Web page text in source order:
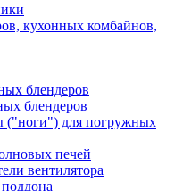
кухонных комбайнов,
блендеров
блендеров
("ноги") для погружных
печей
вентилятора